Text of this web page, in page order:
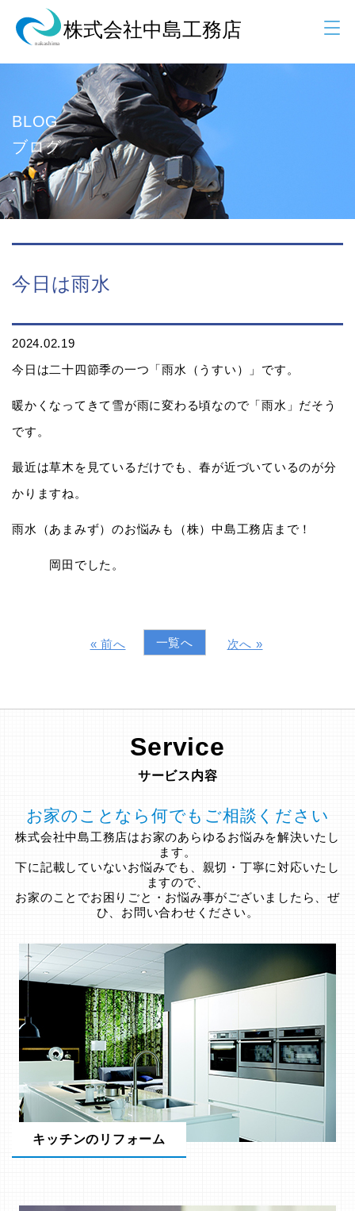
BLOG
ブログ
今日は雨水
2024.02.19
今日は二十四節季の一つ「雨水（うすい）」です。
暖かくなってきて雪が雨に変わる頃なので「雨水」だそう
です。
最近は草木を見ているだけでも、春が近づいているのが分
かりますね。
雨水（あまみず）のお悩みも（株）中島工務店まで！
岡田でした。
« 前へ 一覧へ 次へ »
Service
サービス内容
お家のことなら何でもご相談ください
株式会社中島工務店はお家のあらゆるお悩みを解決いたし
ます。
下に記載していないお悩みでも、親切・丁寧に対応いたし
ますので、
お家のことでお困りごと・お悩み事がございましたら、ぜ
ひ、お問い合わせください。
キッチンのリフォーム